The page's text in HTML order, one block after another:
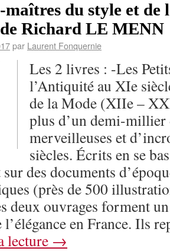
maîtres du style et de
Richard LE MENN
par Laurent Fonquernie
Les 2 livres : -Les
l’Antiquité au XIe
de la Mode (XIIe –
plus d’un demi-millier
merveilleuses et
siècles. Écrits en se
des documents
(près de 500
deux ouvrages forment
l’élégance en France. Ils
lecture →